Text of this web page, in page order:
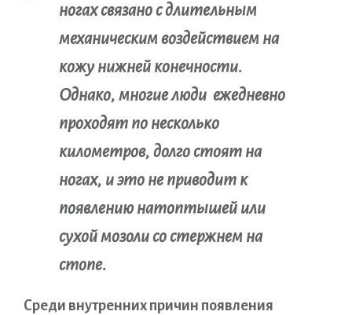
ногах связано с длительным
механическим воздействием на
кожу нижней конечности.
Однако, многие люди ежедневно
проходят по несколько
километров, долго стоят на
ногах, и это не приводит к
появлению натоптышей или
сухой мозоли со стержнем на
стопе.
Среди внутренних причин появления